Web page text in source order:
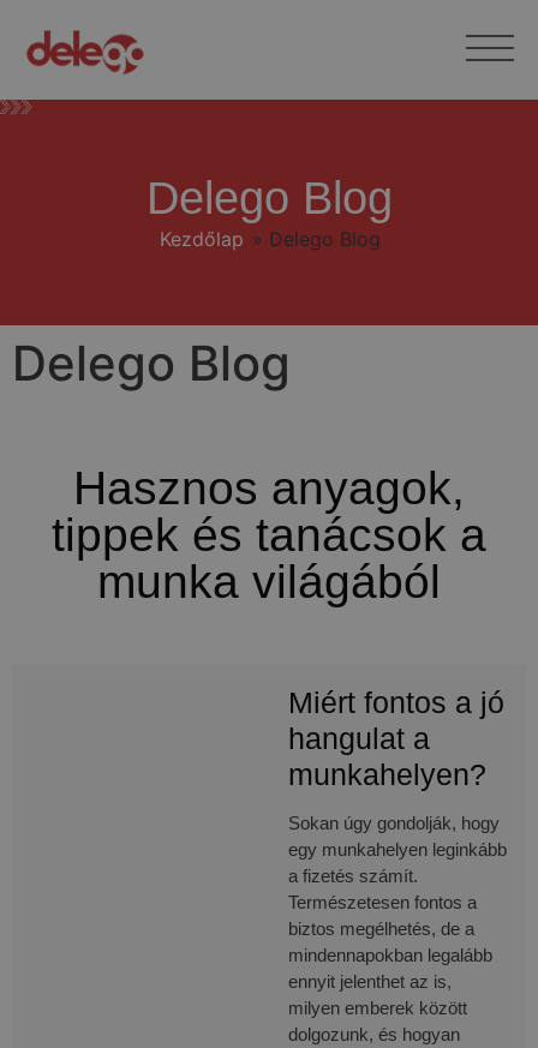
Delego Blog
Kezdőlap » Delego Blog
Delego Blog
Hasznos anyagok,
tippek és tanácsok a
munka világából
Miért fontos a jó
hangulat a
munkahelyen?
Sokan úgy gondolják, hogy
egy munkahelyen leginkább
a fizetés számít.
Természetesen fontos a
biztos megélhetés, de a
mindennapokban legalább
ennyit jelenthet az is,
milyen emberek között
dolgozunk, és hogyan